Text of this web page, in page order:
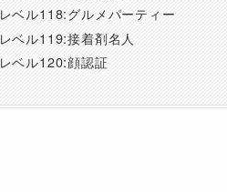
レベル118:グルメパーティー
レベル119:接着剤名人
レベル120:顔認証